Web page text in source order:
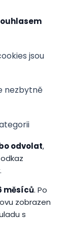
jsou
nezbytně
odvolat,
měsíců. Po
zobrazen
s